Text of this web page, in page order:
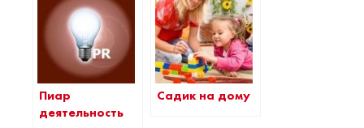
Пиар
деятельность
Садик на дому